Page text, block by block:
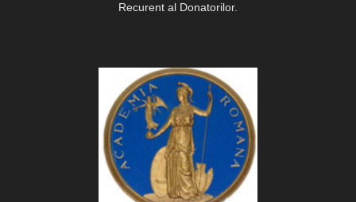
Recurent al Donatorilor.